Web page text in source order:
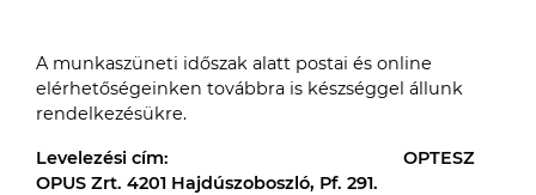
A munkaszüneti időszak alatt postai és online
elérhetőségeinken továbbra is készséggel állunk
rendelkezésükre.
Levelezési cím: OPTESZ
OPUS Zrt. 4201 Hajdúszoboszló, Pf. 291.